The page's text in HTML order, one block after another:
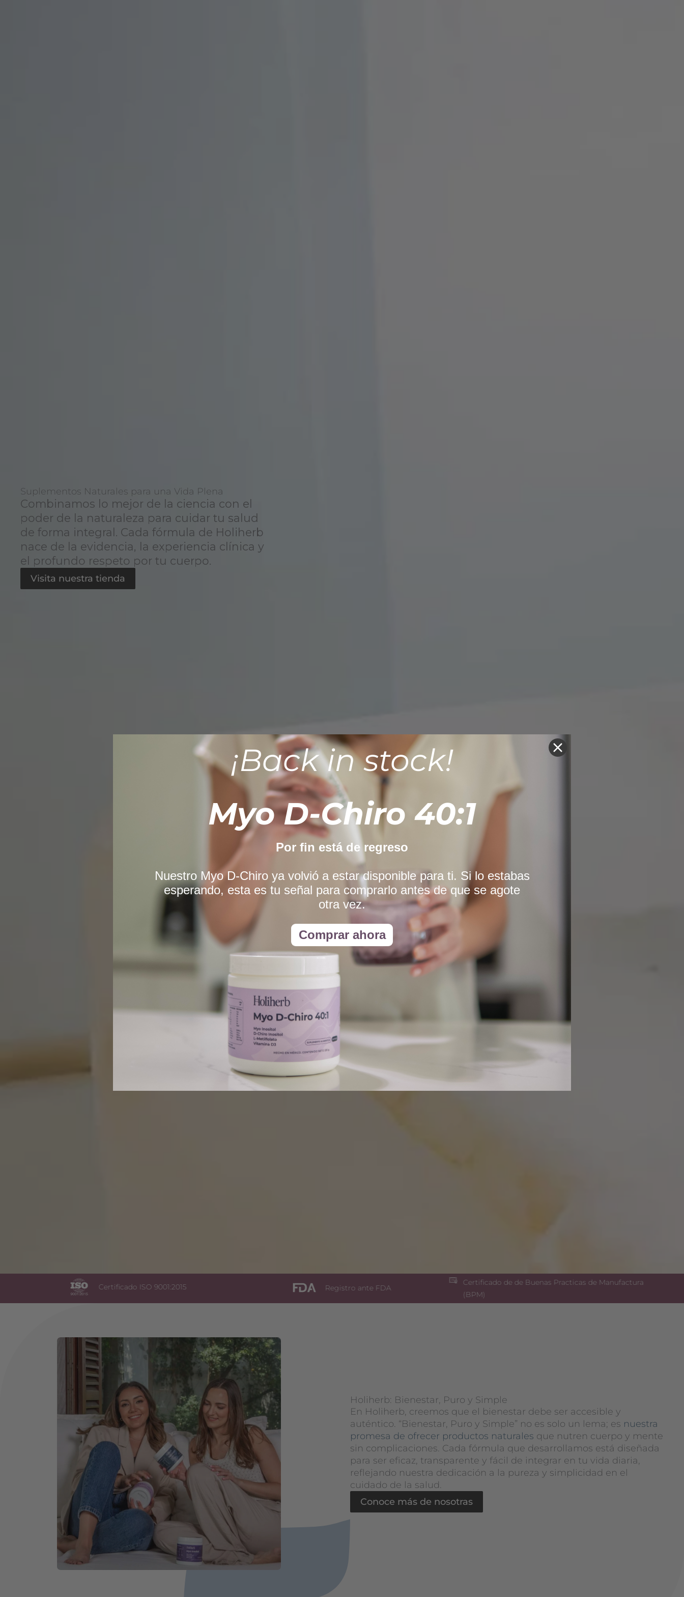
Suplementos Naturales para una Vida Plena
Combinamos lo mejor de la ciencia con el
poder de la naturaleza para cuidar tu salud
de forma integral. Cada fórmula de Holiherb
nace de la evidencia, la experiencia clínica y
el profundo respeto por tu cuerpo.
Visita nuestra tienda
Certificado ISO 9001:2015 Registro ante FDA
Certificado de de Buenas Practicas de Manufactura
(BPM)
Holiherb: Bienestar, Puro y Simple
En Holiherb, creemos que el bienestar debe ser accesible y
auténtico. “Bienestar, Puro y Simple” no es solo un lema; es nuestra
promesa de ofrecer productos naturales que nutren cuerpo y mente
sin complicaciones. Cada fórmula que desarrollamos está diseñada
para ser eficaz, transparente y fácil de integrar en tu vida diaria,
reflejando nuestra dedicación a la pureza y simplicidad en el
cuidado de la salud.
Conoce más de nosotras
¡Back in stock!
Myo D-Chiro 40:1
Por fin está de regreso
Nuestro Myo D-Chiro ya volvió a estar disponible para ti. Si lo estabas
esperando, esta es tu señal para comprarlo antes de que se agote
otra vez.
Comprar ahora